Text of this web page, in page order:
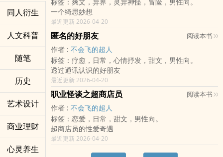
同人衍生
人文科普
随笔
历史
艺术设计
商业理财
心灵养生
城市里奋斗、曾经怀疑过自己为何而来的灵魂。
性格：外冷内热，话不多。不屑于办公室斗争，认为厨
师就该靠手艺说话。
反派男：周经理
身份：金鼎轩的行政经理。典型的眼高手低，觉得「味
道不重要，行销才是王道」。
反派女：林菲菲
身份：新来的女厨助。除了长得漂亮、会对经理撒娇，
对做菜一窍不通。
男主角：江御风
身份：金鼎轩死对头「盛世华筵」的幕后老板。毒舌财
阀，却在吃到苏清雪做的第一口菜后，决定把她这尊大
神请回家。
一个绮思妙想
最近更新 2026-04-20
匿名的好朋友 阅读本书
作者 : 不会飞的超人
标签：疗愈，日常，心情抒发，甜文，男性向。
透过通讯认识的好朋友
最近更新 2026-04-20
职业怪谈之超商店员 阅读本书
作者 : 不会飞的超人
标签：恋爱，日常，甜文，男性向。
超商店员的‎性‎爱‌‎‍奇遇
最近更新 2026-04-20